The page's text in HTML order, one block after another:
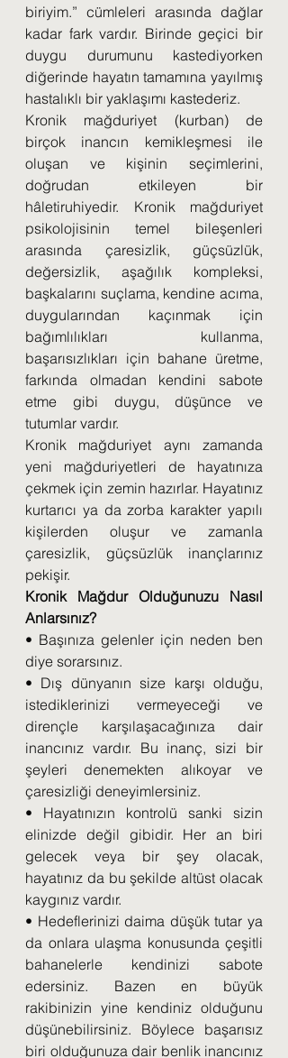
biriyim.” cümleleri arasında dağlar
kadar fark vardır. Birinde geçici bir
duygu durumunu kastediyorken
diğerinde hayatın tamamına yayılmış
hastalıklı bir yaklaşımı kastederiz.
Kronik mağduriyet (kurban) de
birçok inancın kemikleşmesi ile
oluşan ve kişinin seçimlerini,
doğrudan etkileyen bir
hâletiruhiyedir. Kronik mağduriyet
psikolojisinin temel bileşenleri
arasında çaresizlik, güçsüzlük,
değersizlik, aşağılık kompleksi,
başkalarını suçlama, kendine acıma,
duygularından kaçınmak için
bağımlılıkları kullanma,
başarısızlıkları için bahane üretme,
farkında olmadan kendini sabote
etme gibi duygu, düşünce ve
tutumlar vardır.
Kronik mağduriyet aynı zamanda
yeni mağduriyetleri de hayatınıza
çekmek için zemin hazırlar. Hayatınız
kurtarıcı ya da zorba karakter yapılı
kişilerden oluşur ve zamanla
çaresizlik, güçsüzlük inançlarınız
pekişir.
Kronik Mağdur Olduğunuzu Nasıl
Anlarsınız?
• Başınıza gelenler için neden ben
diye sorarsınız.
• Dış dünyanın size karşı olduğu,
istediklerinizi vermeyeceği ve
dirençle karşılaşacağınıza dair
inancınız vardır. Bu inanç, sizi bir
şeyleri denemekten alıkoyar ve
çaresizliği deneyimlersiniz.
• Hayatınızın kontrolü sanki sizin
elinizde değil gibidir. Her an biri
gelecek veya bir şey olacak,
hayatınız da bu şekilde altüst olacak
kaygınız vardır.
• Hedeflerinizi daima düşük tutar ya
da onlara ulaşma konusunda çeşitli
bahanelerle kendinizi sabote
edersiniz. Bazen en büyük
rakibinizin yine kendiniz olduğunu
düşünebilirsiniz. Böylece başarısız
biri olduğunuza dair benlik inancınız